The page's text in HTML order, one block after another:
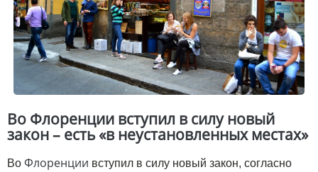
Во Флоренции вступил в силу новый
закон – есть «в неустановленных местах»
Во Флоренции вступил в силу новый закон, согласно